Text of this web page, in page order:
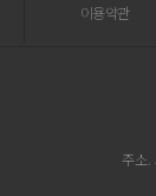
이용약관
주소.